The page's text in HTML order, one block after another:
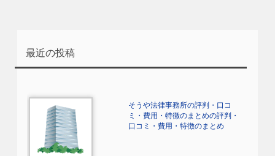
最近の投稿
そうや法律事務所の評判・口コ
ミ・費用・特徴のまとめの評判・
口コミ・費用・特徴のまとめ